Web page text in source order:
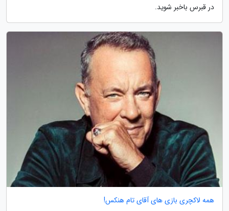
در قبرس باخبر شوید.
همه لاکچری بازی های آقای تام هنکس!